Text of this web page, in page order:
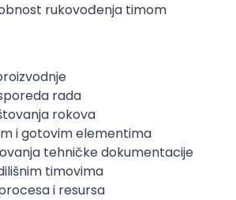
rukovođenja timom
rada
rokova
i gotovim elementima
tehničke dokumentacije
timovima
i resursa